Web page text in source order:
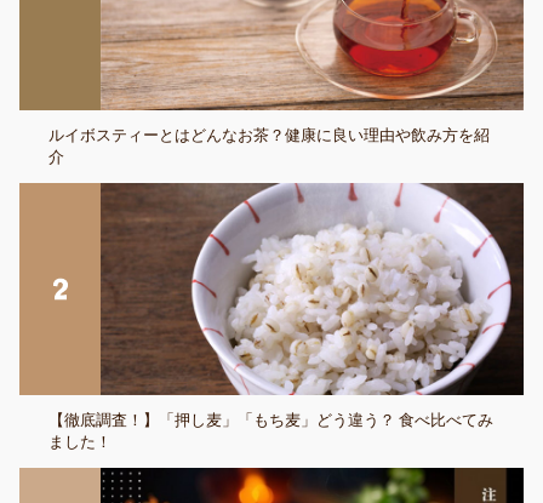
ルイボスティーとはどんなお茶？健康に良い理由や飲み方を紹
介
【徹底調査！】「押し麦」「もち麦」どう違う？ 食べ比べてみ
ました！